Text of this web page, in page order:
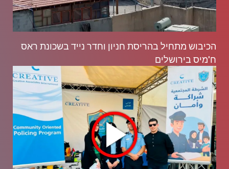
הכיבוש מתחיל בהריסת חניון וחדר נייד בשכונת ראס
ח'מיס בירושלים